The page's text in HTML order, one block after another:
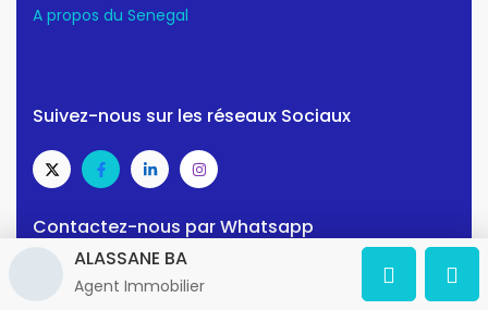
A propos du Senegal
Suivez-nous sur les réseaux Sociaux
Contactez-nous par Whatsapp
ALASSANE BA
Agent Immobilier